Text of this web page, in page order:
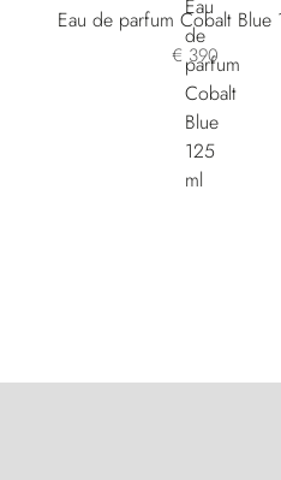
Eau de parfum Cobalt Blue
€ 390